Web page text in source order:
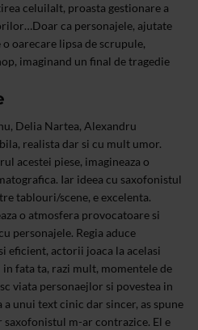
celuilalt, proasta gestionare a
ca personajele, ajutate
oarecare lipsa de scrupule,
imaginand un final de tragedie
Delia Nartea, Alexandru
realista dar si cu mult umor.
acestei piese, imagineaza o
Iar ideea cu saxofonistul
tablouri/scene, e excelenta.
o atmosfera provocatoare si
personajele. Regia aduce
eficient, actorii joaca la acelasi
fata ta, razi mult, momentele de
viata personaejlor si povestea in
a unui text cinic dar sincer, as spune
m-ar contrazice. El e